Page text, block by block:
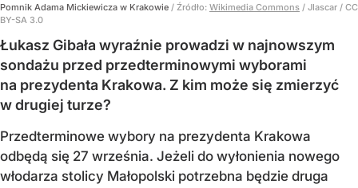
Pomnik Adama Mickiewicza w Krakowie / Źródło: Wikimedia Commons / Jlascar / CC
BY-SA 3.0
Łukasz Gibała wyraźnie prowadzi w najnowszym
sondażu przed przedterminowymi wyborami
na prezydenta Krakowa. Z kim może się zmierzyć
w drugiej turze?
Przedterminowe wybory na prezydenta Krakowa
odbędą się 27 września. Jeżeli do wyłonienia nowego
włodarza stolicy Małopolski potrzebna będzie druga